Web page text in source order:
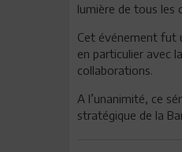
lumière de tous les
Cet événement fut
en particulier avec
collaborations.
A l’unanimité, ce
stratégique de la